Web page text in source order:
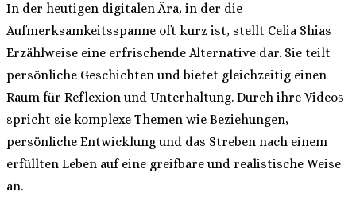
In der heutigen digitalen Ära, in der die
Aufmerksamkeitsspanne oft kurz ist, stellt Celia Shias
Erzählweise eine erfrischende Alternative dar. Sie teilt
persönliche Geschichten und bietet gleichzeitig einen
Raum für Reflexion und Unterhaltung. Durch ihre Videos
spricht sie komplexe Themen wie Beziehungen,
persönliche Entwicklung und das Streben nach einem
erfüllten Leben auf eine greifbare und realistische Weise
an.